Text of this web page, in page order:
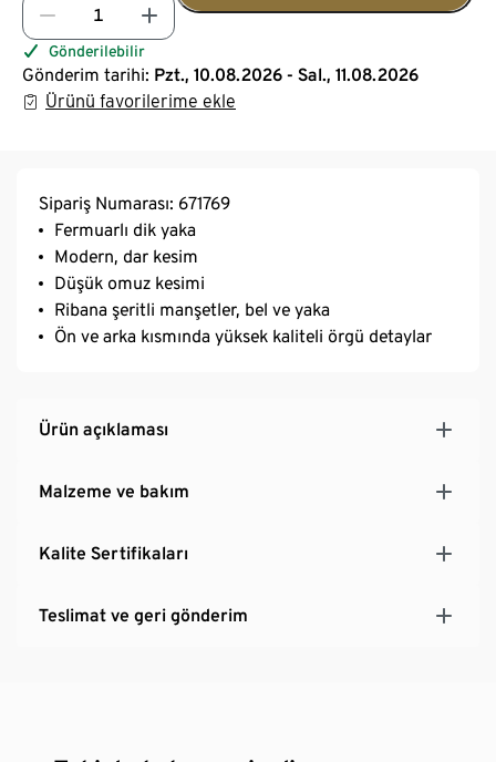
Gönderilebilir
Gönderim tarihi: Pzt., 10.08.2026 - Sal., 11.08.2026
Ürünü favorilerime ekle
Sipariş Numarası: 671769
Fermuarlı dik yaka
Modern, dar kesim
Düşük omuz kesimi
Ribana şeritli manşetler, bel ve yaka
Ön ve arka kısmında yüksek kaliteli örgü detaylar
Ürün açıklaması
Malzeme ve bakım
Kalite Sertifikaları
Teslimat ve geri gönderim